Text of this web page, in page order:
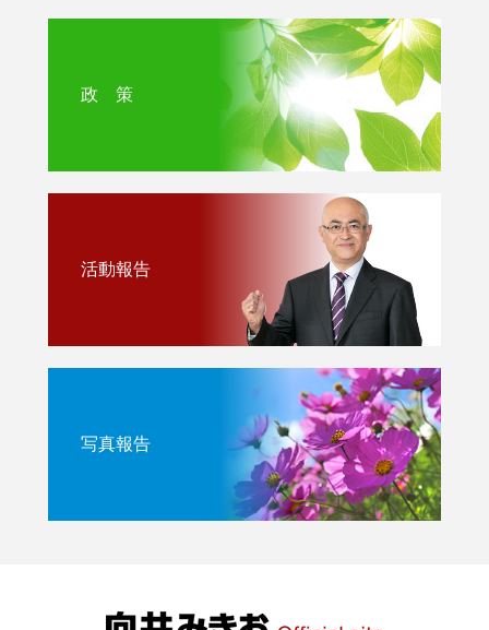
政 策
活動報告
写真報告